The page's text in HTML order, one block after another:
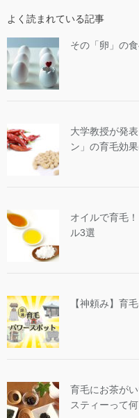
よく読まれている記事
その「卵」の
大学教授が発
ン」の育毛効
オイルで育毛
ル3選
【神頼み】育
育毛にお茶が
スティーって何